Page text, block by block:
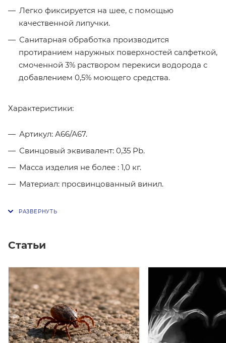
Легко фиксируется на шее, с помощью
качественной липучки.
Санитарная обработка производится
протиранием наружных поверхностей салфеткой,
смоченной 3% раствором перекиси водорода с
добавлением 0,5% моющего средства.
Характеристики:
Артикул: А66/А67.
Свинцовый эквивалент: 0,35 Pb.
Масса изделия не более : 1,0 кг.
Материал: просвинцованный винил.
Статьи